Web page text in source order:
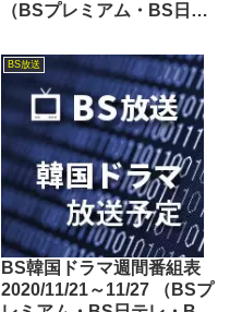
（BSプレミアム・BS日テ
BSテレ東・BSフジ）
BS放送
BS韓国ドラマ週間番組表
2020/11/21～11/27 （BSプ